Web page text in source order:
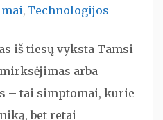
, Technologijos
iš tiesų vyksta Tamsi
arba
– tai simptomai, kurie
bet retai